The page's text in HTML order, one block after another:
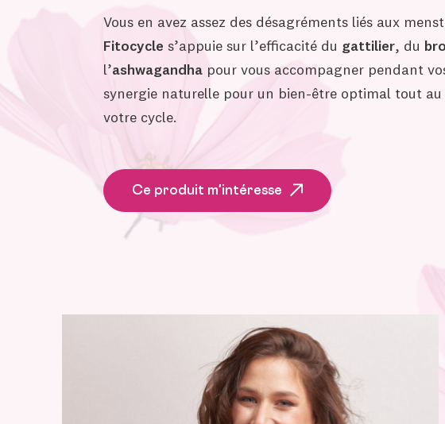
Vous en avez assez des désagréments liés aux
Fitocycle s’appuie sur l’efficacité du gattilier, du
l’ashwagandha pour vous accompagner pendant
synergie naturelle pour un bien-être optimal tout
votre cycle.
Ce produit m'intéresse